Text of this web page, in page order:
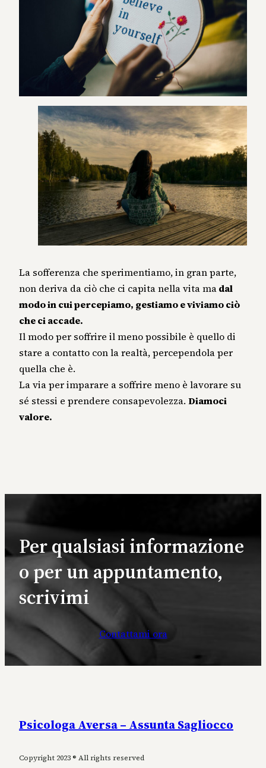
La sofferenza che sperimentiamo, in gran parte,
non deriva da ciò che ci capita nella vita madal
modo in cui percepiamo, gestiamo e viviamo ciò
che ci accade.
Il modo per soffrire il meno possibile è quello di
stare a contatto con la realtà, percependola per
quella che è.
La via per imparare a soffrire meno è lavorare su
sé stessi e prendere consapevolezza. Diamoci
valore.
Per qualsiasi informazione
o per un appuntamento,
scrivimi
Contattami ora
Psicologa Aversa – Assunta Sagliocco
Copyright 2023 ® All rights reserved